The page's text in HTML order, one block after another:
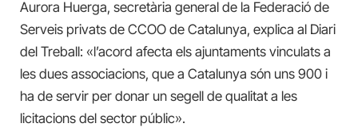
Aurora Huerga, secretària general de la Federació de
Serveis privats de CCOO de Catalunya, explica al Diari
del Treball: «l’acord afecta els ajuntaments vinculats a
les dues associacions, que a Catalunya són uns 900 i
ha de servir per donar un segell de qualitat a les
licitacions del sector públic».